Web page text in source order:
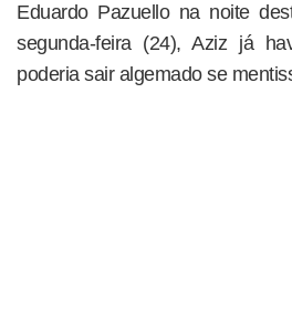
Eduardo Pazuello na noite
segunda-feira (24), Aziz já
poderia sair algemado se